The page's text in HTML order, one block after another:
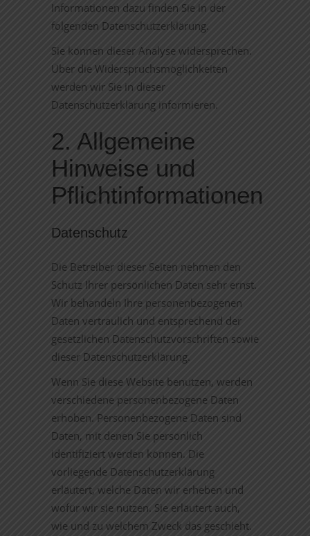
Informationen dazu finden Sie in der
folgenden Datenschutzerklärung.
Sie können dieser Analyse widersprechen.
Über die Widerspruchsmöglichkeiten
werden wir Sie in dieser
Datenschutzerklärung informieren.
2. Allgemeine
Hinweise und
Pflichtinformationen
Datenschutz
Die Betreiber dieser Seiten nehmen den
Schutz Ihrer persönlichen Daten sehr ernst.
Wir behandeln Ihre personenbezogenen
Daten vertraulich und entsprechend der
gesetzlichen Datenschutzvorschriften sowie
dieser Datenschutzerklärung.
Wenn Sie diese Website benutzen, werden
verschiedene personenbezogene Daten
erhoben. Personenbezogene Daten sind
Daten, mit denen Sie persönlich
identifiziert werden können. Die
vorliegende Datenschutzerklärung
erläutert, welche Daten wir erheben und
wofür wir sie nutzen. Sie erläutert auch,
wie und zu welchem Zweck das geschieht.